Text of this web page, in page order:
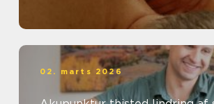
02. marts 2026